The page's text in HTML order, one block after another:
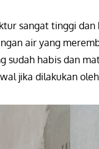
sangat tinggi
air yang
habis dan
jika dilakukan